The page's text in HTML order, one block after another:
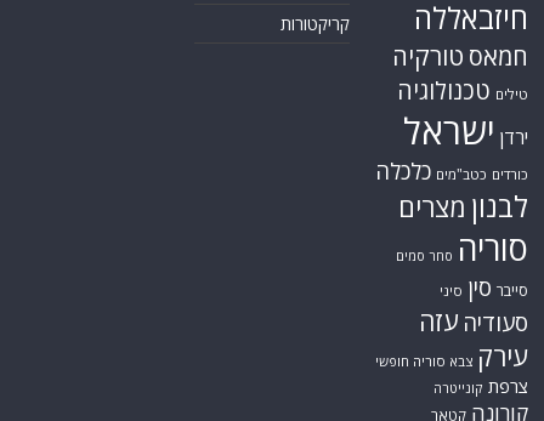
חיזבאללה
חמאס טורקיה
טילים טכנולוגיה
ירדן ישראל
כורדים כטב"מים כלכלה
לבנון מצרים
סוריה סחר סמים
סייבר סין סיני
סעודיה עזה
עירק צבא סוריה חופשי
צרפת קונייטרה
קורונה קטאר
קריקטורות